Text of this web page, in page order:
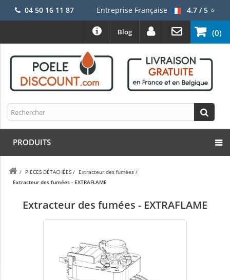
04 50 16 11 87 Entreprise Française 4.7 / 5⭐
(0)
Blog
PRODUITS
/ PIÈCES DÉTACHÉES / Extracteur des fumées /
Extracteur des fumées - EXTRAFLAME
Extracteur des fumées - EXTRAFLAME